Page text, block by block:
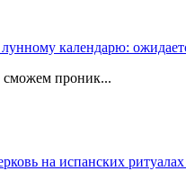
календарю:
сможем проник...
на испанских ритуалах